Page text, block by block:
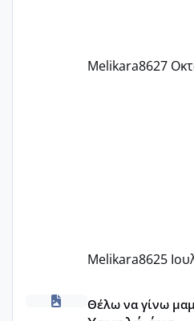
Melikara8627
Melikara8625
Χαμηλή άμη
Θέλω να γίνω